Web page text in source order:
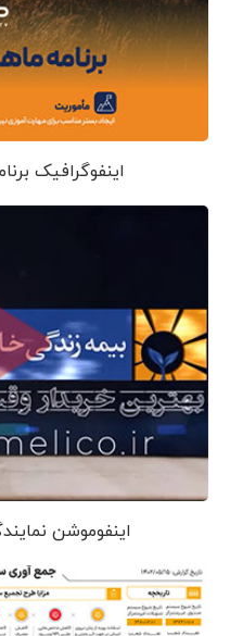
اینفوگرافیک
اینفوموشن